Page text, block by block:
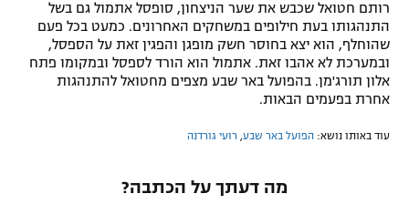
רותם חטואל שכבש את שער הניצחון, סופסל אתמול גם בשל
התנהגותו בעת חילופים במשחקים האחרונים. כמעט בכל פעם
שהוחלף, הוא יצא בחוסר חשק מופגן והפגין זאת על הספסל,
ובמערכת לא אהבו זאת. אתמול הוא הורד לספסל ובמקומו פתח
אלון תורג'מן. בהפועל באר שבע מצפים מחטואל להתנהגות
אחרת בפעמים הבאות.
עוד באותו נושא: הפועל באר שבע רועי גורדנה
מה דעתך על הכתבה?